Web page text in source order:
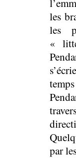
les
les
«
par